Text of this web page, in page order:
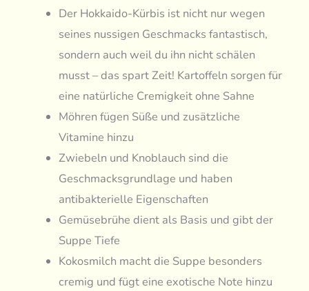
Der Hokkaido-Kürbis ist nicht nur wegen
seines nussigen Geschmacks fantastisch,
sondern auch weil du ihn nicht schälen
musst – das spart Zeit! Kartoffeln sorgen für
eine natürliche Cremigkeit ohne Sahne
Möhren fügen Süße und zusätzliche
Vitamine hinzu
Zwiebeln und Knoblauch sind die
Geschmacksgrundlage und haben
antibakterielle Eigenschaften
Gemüsebrühe dient als Basis und gibt der
Suppe Tiefe
Kokosmilch macht die Suppe besonders
cremig und fügt eine exotische Note hinzu